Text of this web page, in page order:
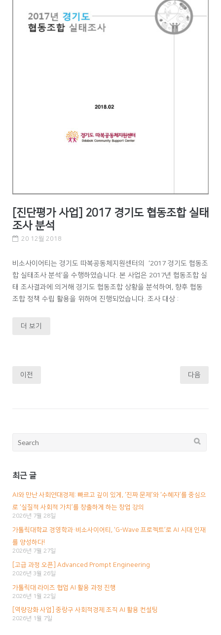
[진단평가 사업] 2017 경기도 협동조합 실태
조사 분석
20 12월 2018
비소사이어티는 경기도 따복공동체지원센터의 ‘2017 경기도 협동조
합 실태조사 분석’을 수행하였습니다. 본 사업은 2017년 협동조합 실
태 조사결과에 의거해 경기도 협동조합 상황을 분석하여, 향후 협동
조합 정책 수립 활용을 위하여 진행되었습니다. 조사 대상 :
더 보기
션
이전 다음
Search
최근 글
AI와 만난 사회연대경제: 빠르고 깊이 있게, ‘진짜 문제’와 ‘수혜자’를 중심으
로 ‘실질적 사회적 가치’를 창출하게 하는 창업 강의
2026년 7월 28일
가톨릭대학교 경영학과·비소사이어티, ‘G-Wave 프로젝트’로 AI 시대 인재
를 양성하다!
2026년 7월 27일
[고급 과정 오픈] Advanced Prompt Engineering
2026년 3월 26일
가톨릭대 라이즈 협업 AI 활용 과정 진행
2026년 1월 22일
[역량강화 사업] 중랑구 사회적경제 조직 AI 활용 컨설팅
2026년 1월 7일